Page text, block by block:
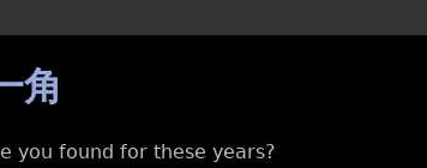
角
you found for these years?